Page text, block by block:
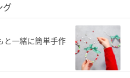
グ
と一緒に簡単手作